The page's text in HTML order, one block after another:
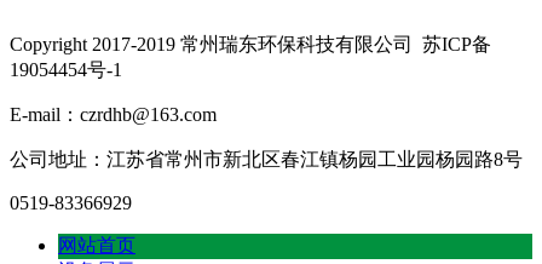
Copyright 2017-2019 常州瑞东环保科技有限公司 苏ICP备
19054454号-1
E-mail：czrdhb@163.com
公司地址：江苏省常州市新北区春江镇杨园工业园杨园路8号
0519-83366929
网站首页